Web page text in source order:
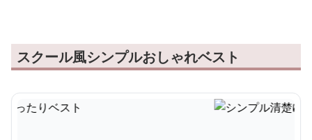
スクール風シンプルおしゃれベスト